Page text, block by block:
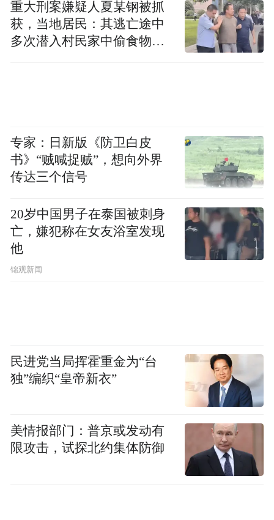
郑州艺术幼儿师范学校将坚守教育初心，持
续深化结对帮扶，以更实举措、更优资源，
频)为凤凰网旗下自媒体平台“大风号”用户上传并发
布，本平台仅提供信息存储空间服务。
Notice: The content above (including the videos,
pictures and audios if any) is uploaded and posted
by the user of Dafeng Hao, which is a social media
space services.”
重大刑案嫌疑人夏某钢被抓
获，当地居民：其逃亡途中
多次潜入村民家中偷食物被
专家：日新版《防卫白皮
书》“贼喊捉贼”，想向外界
传达三个信号
20岁中国男子在泰国被刺身
亡，嫌犯称在女友浴室发现
他
锦观新闻
民进党当局挥霍重金为“台
独”编织“皇帝新衣”
美情报部门：普京或发动有
限攻击，试探北约集体防御